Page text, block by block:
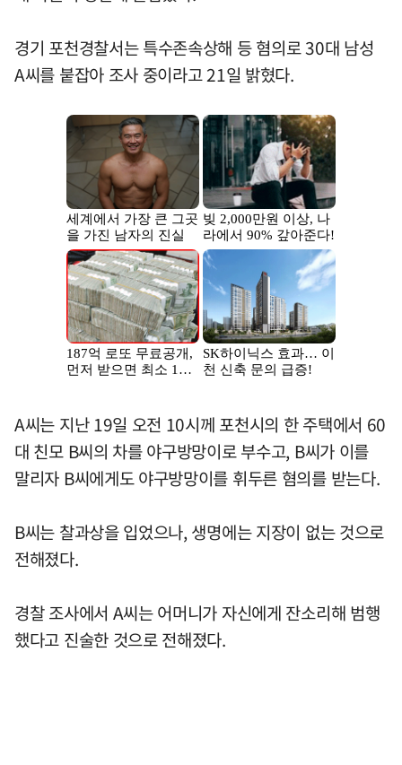
경기 포천경찰서는 특수존속상해 등 혐의로 30대 남성
A씨를 붙잡아 조사 중이라고 21일 밝혔다.
A씨는 지난 19일 오전 10시께 포천시의 한 주택에서 60
대 친모 B씨의 차를 야구방망이로 부수고, B씨가 이를
말리자 B씨에게도 야구방망이를 휘두른 혐의를 받는다.
B씨는 찰과상을 입었으나, 생명에는 지장이 없는 것으로
전해졌다.
경찰 조사에서 A씨는 어머니가 자신에게 잔소리해 범행
했다고 진술한 것으로 전해졌다.